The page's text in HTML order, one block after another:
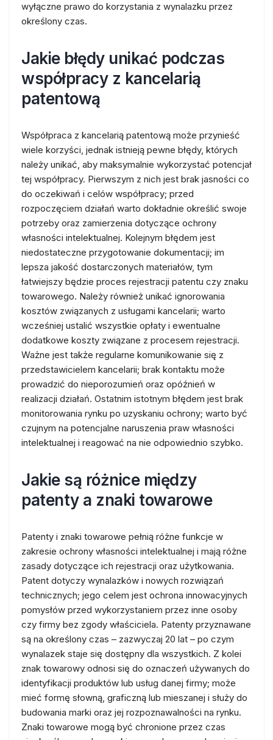
wyłączne prawo do korzystania z wynalazku przez
określony czas.
Jakie błędy unikać podczas
współpracy z kancelarią
patentową
Współpraca z kancelarią patentową może przynieść
wiele korzyści, jednak istnieją pewne błędy, których
należy unikać, aby maksymalnie wykorzystać potencjał
tej współpracy. Pierwszym z nich jest brak jasności co
do oczekiwań i celów współpracy; przed
rozpoczęciem działań warto dokładnie określić swoje
potrzeby oraz zamierzenia dotyczące ochrony
własności intelektualnej. Kolejnym błędem jest
niedostateczne przygotowanie dokumentacji; im
lepsza jakość dostarczonych materiałów, tym
łatwiejszy będzie proces rejestracji patentu czy znaku
towarowego. Należy również unikać ignorowania
kosztów związanych z usługami kancelarii; warto
wcześniej ustalić wszystkie opłaty i ewentualne
dodatkowe koszty związane z procesem rejestracji.
Ważne jest także regularne komunikowanie się z
przedstawicielem kancelarii; brak kontaktu może
prowadzić do nieporozumień oraz opóźnień w
realizacji działań. Ostatnim istotnym błędem jest brak
monitorowania rynku po uzyskaniu ochrony; warto być
czujnym na potencjalne naruszenia praw własności
intelektualnej i reagować na nie odpowiednio szybko.
Jakie są różnice między
patenty a znaki towarowe
Patenty i znaki towarowe pełnią różne funkcje w
zakresie ochrony własności intelektualnej i mają różne
zasady dotyczące ich rejestracji oraz użytkowania.
Patent dotyczy wynalazków i nowych rozwiązań
technicznych; jego celem jest ochrona innowacyjnych
pomysłów przed wykorzystaniem przez inne osoby
czy firmy bez zgody właściciela. Patenty przyznawane
są na określony czas – zazwyczaj 20 lat – po czym
wynalazek staje się dostępny dla wszystkich. Z kolei
znak towarowy odnosi się do oznaczeń używanych do
identyfikacji produktów lub usług danej firmy; może
mieć formę słowną, graficzną lub mieszanej i służy do
budowania marki oraz jej rozpoznawalności na rynku.
Znaki towarowe mogą być chronione przez czas